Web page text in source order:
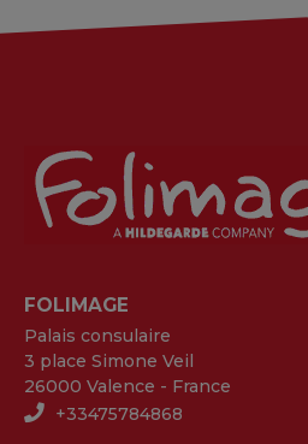
FOLIMAGE
Palais consulaire
3 place Simone Veil
26000 Valence - France
+33475784868